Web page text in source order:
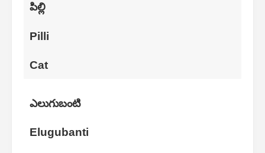
పిల్లి
Pilli
Cat
ఎలుగుబంటి
Elugubanti